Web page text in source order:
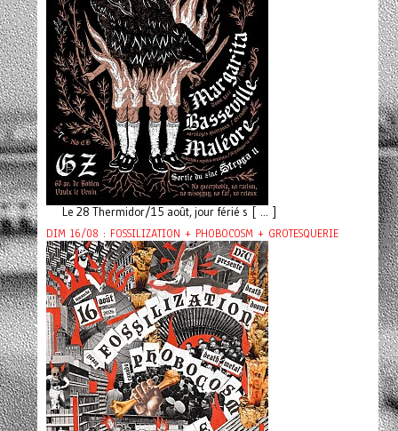
Le 28 Thermidor/15 août, jour férié s [ ... ]
DIM 16/08 : FOSSILIZATION + PHOBOCOSM + GROTESQUERIE